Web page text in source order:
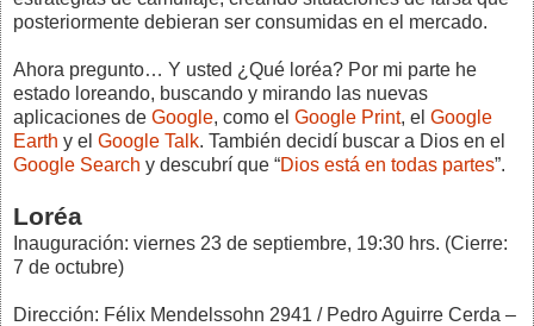
posteriormente debieran ser consumidas en el mercado.
Ahora pregunto… Y usted ¿Qué loréa? Por mi parte he
estado loreando, buscando y mirando las nuevas
aplicaciones de Google, como el Google Print, el Google
Earth y el Google Talk. También decidí buscar a Dios en el
Google Search y descubrí que “Dios está en todas partes”.
Loréa
Inauguración: viernes 23 de septiembre, 19:30 hrs. (Cierre:
7 de octubre)
Dirección: Félix Mendelssohn 2941 / Pedro Aguirre Cerda –